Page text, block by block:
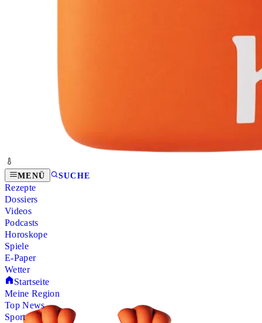
MENÜ SUCHE
Rezepte
Dossiers
Videos
Podcasts
Horoskope
Spiele
E-Paper
Wetter
Startseite
Meine Region
Top News
Sport